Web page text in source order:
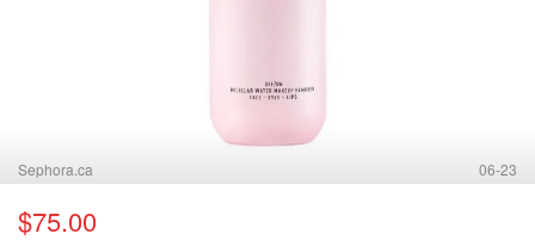
Sephora.ca 06-23
$75.00